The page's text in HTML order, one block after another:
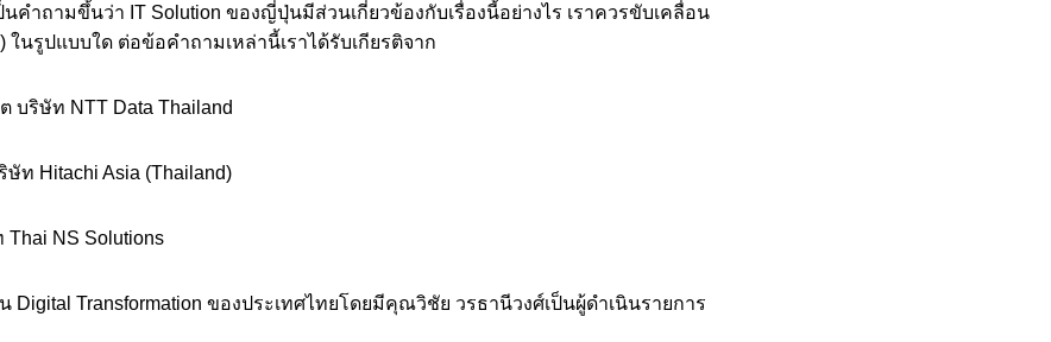
นคำถามขึ้นว่า IT Solution ของญี่ปุ่นมีส่วนเกี่ยวข้องกับเรื่องนี้อย่างไร เราควรขับเคลื่อน
ในรูปแบบใด ต่อข้อคำถามเหล่านี้เราได้รับเกียรติจาก
ริษัท NTT Data Thailand
Hitachi Asia (Thailand)
NS Solutions
Transformation ของประเทศไทยโดยมีคุณวิชัย วรธานีวงศ์เป็นผู้ดำเนินรายการ